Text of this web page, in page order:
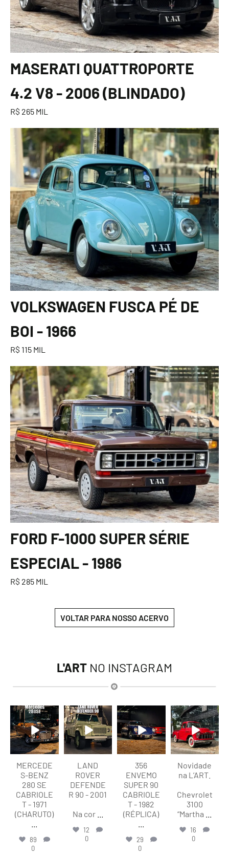
MASERATI QUATTROPORTE
4.2 V8 - 2006 (BLINDADO)
R$ 265 MIL
VOLKSWAGEN FUSCA PÉ DE
BOI - 1966
R$ 115 MIL
FORD F-1000 SUPER SÉRIE
ESPECIAL - 1986
R$ 285 MIL
VOLTAR PARA NOSSO ACERVO
L'ART NO INSTAGRAM
lart.br
Ago 9
MERCEDE
S-BENZ
280 SE
CABRIOLE
T - 1971
(CHARUTO)
89
0
lart.br
Ago 9
LAND
ROVER
DEFENDE
R 90 - 2001
Na cor
12
0
lart.br
Ago 9
356
ENVEMO
SUPER 90
CABRIOLE
T - 1982
(RÉPLICA)
29
0
lart.br
Ago 9
Novidade
na L’ART.
Chevrolet
3100
“Martha
16
0